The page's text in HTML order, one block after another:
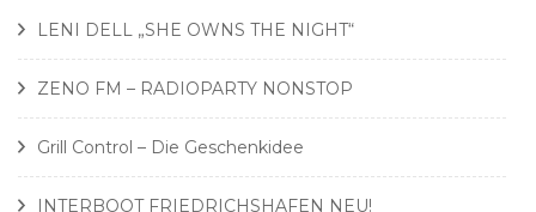
LENI DELL „SHE OWNS THE NIGHT“
ZENO FM – RADIOPARTY NONSTOP
Grill Control – Die Geschenkidee
INTERBOOT FRIEDRICHSHAFEN NEU!